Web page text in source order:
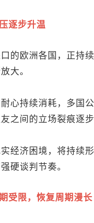
逐步升温
的欧洲各国，正持
大。
心持续消耗，多国
之间的立场裂痕逐
经济困境，将持续
硬谈判节奏。
受限，恢复周期漫长